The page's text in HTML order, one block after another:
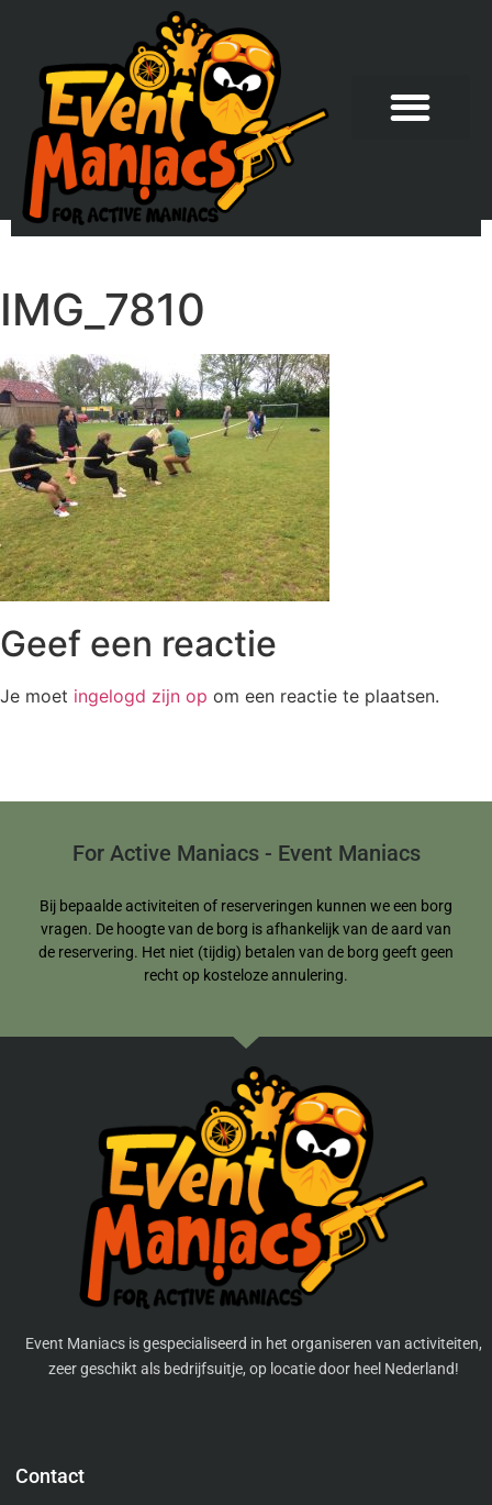
IMG_7810
Geef een reactie
Je moet ingelogd zijn op om een reactie te plaatsen.
For Active Maniacs - Event Maniacs
Bij bepaalde activiteiten of reserveringen kunnen we een borg
vragen. De hoogte van de borg is afhankelijk van de aard van
de reservering. Het niet (tijdig) betalen van de borg geeft geen
recht op kosteloze annulering.
Event Maniacs is gespecialiseerd in het organiseren van activiteiten,
zeer geschikt als bedrijfsuitje, op locatie door heel Nederland!
Contact